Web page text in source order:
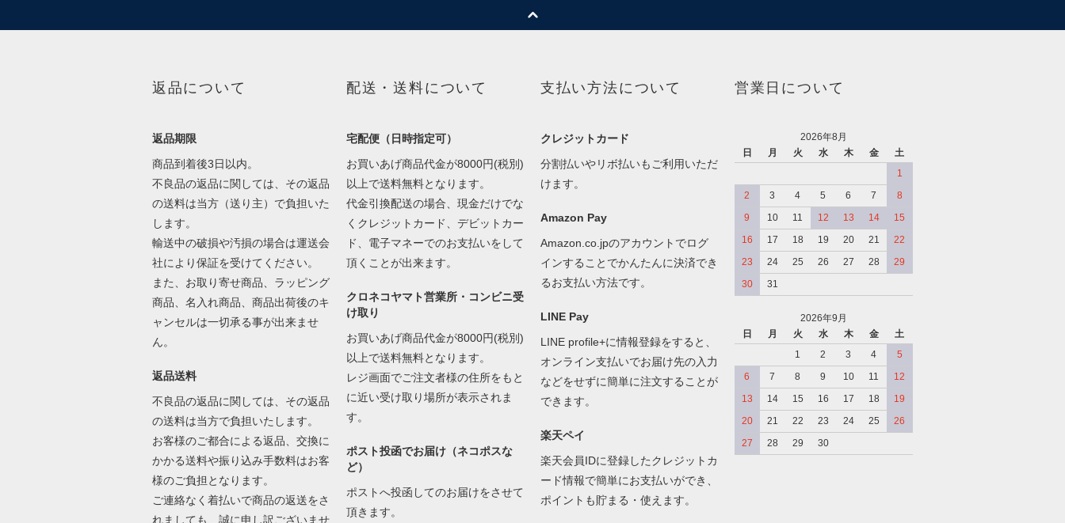
返品について
返品期限
商品到着後3日以内。
不良品の返品に関しては、その返品
の送料は当方（送り主）で負担いた
します。
輸送中の破損や汚損の場合は運送会
社により保証を受けてください。
また、お取り寄せ商品、ラッピング
商品、名入れ商品、商品出荷後のキ
ャンセルは一切承る事が出来ませ
ん。
返品送料
不良品の返品に関しては、その返品
の送料は当方で負担いたします。
お客様のご都合による返品、交換に
かかる送料や振り込み手数料はお客
様のご負担となります。
ご連絡なく着払いで商品の返送をさ
れましても、誠に申し訳ございませ
配送・送料について
宅配便（日時指定可）
お買いあげ商品代金が8000円(税別)
以上で送料無料となります。
代金引換配送の場合、現金だけでな
くクレジットカード、デビットカー
ド、電子マネーでのお支払いをして
頂くことが出来ます。
クロネコヤマト営業所・コンビニ受
け取り
お買いあげ商品代金が8000円(税別)
以上で送料無料となります。
レジ画面でご注文者様の住所をもと
に近い受け取り場所が表示されま
す。
ポスト投函でお届け（ネコポスな
ど）
ポストへ投函してのお届けをさせて
頂きます。
支払い方法について
クレジットカード
分割払いやリボ払いもご利用いただ
けます。
Amazon Pay
Amazon.co.jpのアカウントでログ
インすることでかんたんに決済でき
るお支払い方法です。
LINE Pay
LINE profile+に情報登録をすると、
オンライン支払いでお届け先の入力
などをせずに簡単に注文することが
できます。
楽天ペイ
楽天会員IDに登録したクレジットカ
ード情報で簡単にお支払いができ、
ポイントも貯まる・使えます。
営業日について
2026年8月
日
月 火 水 木 金
土
1
2
3 4 5 6 7
8
9
10 11 12 13 14
15
16
17 18 19 20 21
22
23
24 25 26 27 28
29
30
31
2026年9月
日
月 火 水 木 金
土
1
2 3 4
5
6
7 8 9 10 11
12
13
14 15 16 17 18
19
20
21 22 23 24 25
26
27
28 29 30